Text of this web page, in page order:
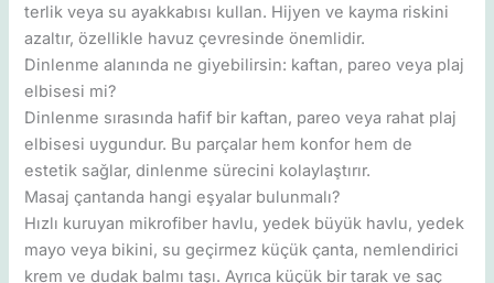
terlik veya su ayakkabısı kullan. Hijyen ve kayma riskini
azaltır, özellikle havuz çevresinde önemlidir.
Dinlenme alanında ne giyebilirsin: kaftan, pareo veya plaj
elbisesi mi?
Dinlenme sırasında hafif bir kaftan, pareo veya rahat plaj
elbisesi uygundur. Bu parçalar hem konfor hem de
estetik sağlar, dinlenme sürecini kolaylaştırır.
Masaj çantanda hangi eşyalar bulunmalı?
Hızlı kuruyan mikrofiber havlu, yedek büyük havlu, yedek
mayo veya bikini, su geçirmez küçük çanta, nemlendirici
krem ve dudak balmı taşı. Ayrıca küçük bir tarak ve saç